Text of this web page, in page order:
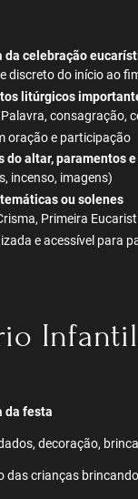
da celebração
discreto do início ao
litúrgicos
consagração,
oração e participação
do altar, paramentos
incenso, imagens)
ou solenes
Primeira
e acessível para
Infantil
da festa
decoração,
das crianças